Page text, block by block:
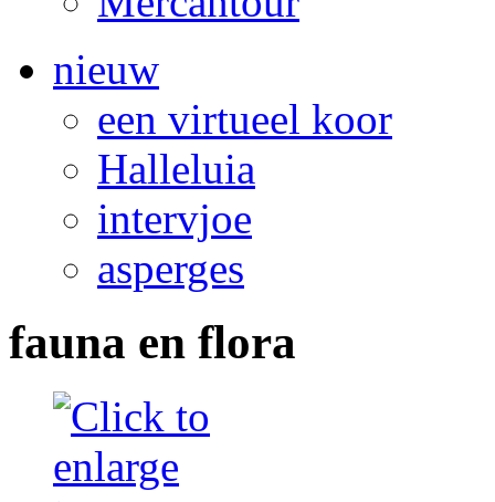
nieuw
een virtueel koor
Halleluia
intervjoe
asperges
fauna en flora